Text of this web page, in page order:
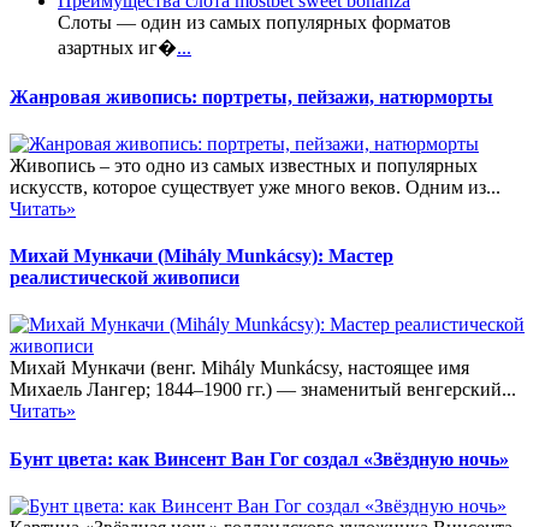
Слоты — один из самых популярных форматов
азартных иг�...
Жанровая живопись: портреты, пейзажи, натюрморты
Живопись – это одно из самых известных и популярных
искусств, которое существует уже много веков. Одним из...
Читать»
Михай Мункачи (Mihály Munkácsy): Мастер
реалистической живописи
Михай Мункачи (венг. Mihály Munkácsy, настоящее имя
Михаель Лангер; 1844–1900 гг.) — знаменитый венгерский...
Читать»
Бунт цвета: как Винсент Ван Гог создал «Звёздную ночь»